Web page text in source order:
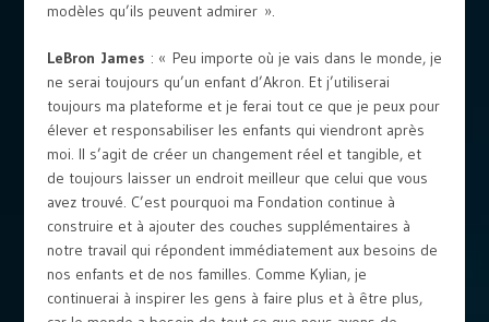
modèles qu’ils peuvent admirer ».
LeBron James: « Peu importe où je vais dans le monde, je
ne serai toujours qu’un enfant d’Akron. Et j’utiliserai
toujours ma plateforme et je ferai tout ce que je peux pour
élever et responsabiliser les enfants qui viendront après
moi. Il s’agit de créer un changement réel et tangible, et
de toujours laisser un endroit meilleur que celui que vous
avez trouvé. C’est pourquoi ma Fondation continue à
construire et à ajouter des couches supplémentaires à
notre travail qui répondent immédiatement aux besoins de
nos enfants et de nos familles. Comme Kylian, je
continuerai à inspirer les gens à faire plus et à être plus,